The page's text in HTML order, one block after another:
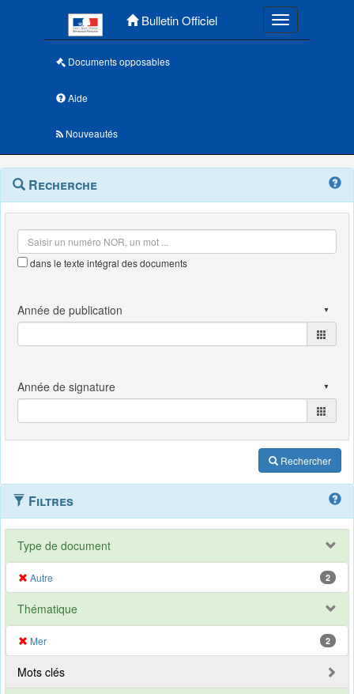
Bulletin Officiel Toggle
Documents opposables
Aide
Nouveautés
Navigation
outils
Menu
contextuel
Recherche
dans le texte intégral des documents
Rechercher
Filtres
Type de document
Autre 2
Thématique
Mer 2
Mots clés